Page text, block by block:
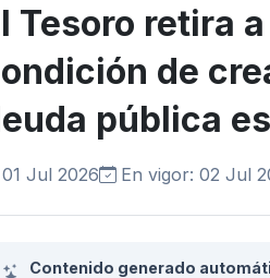
Tesoro retira
de
pública
01 Jul 2026 En vigor: 02 Jul
Contenido generado